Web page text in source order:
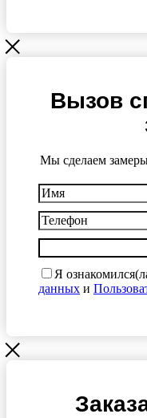
Вызов
Мы сделаем
Я
данных и